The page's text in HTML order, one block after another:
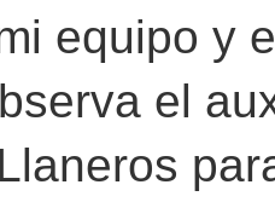
equipo y
el